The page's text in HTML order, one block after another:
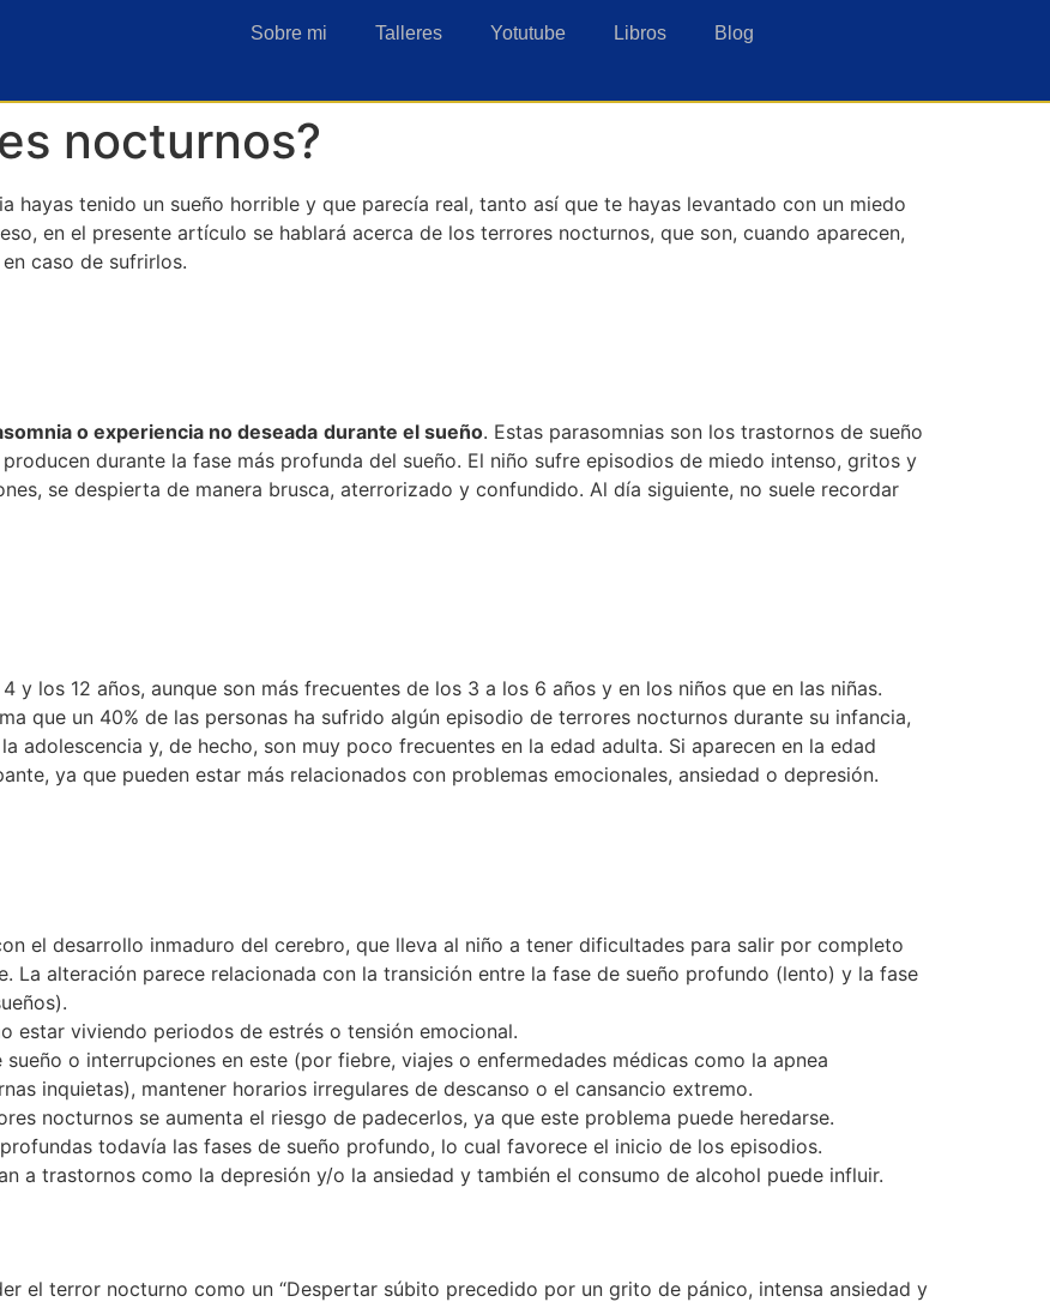
Sobre mi Talleres Yotutube Libros Blog
nocturnos?
hayas tenido un sueño horrible y que parecía real, tanto así que te hayas levantado con un miedo
en el presente artículo se hablará acerca de los terrores nocturnos, que son, cuando aparecen,
caso de sufrirlos.
o experiencia no deseada durante el sueño. Estas parasomnias son los trastornos de sueño
durante la fase más profunda del sueño. El niño sufre episodios de miedo intenso, gritos y
se despierta de manera brusca, aterrorizado y confundido. Al día siguiente, no suele recordar
y los 12 años, aunque son más frecuentes de los 3 a los 6 años y en los niños que en las niñas.
que un 40% de las personas ha sufrido algún episodio de terrores nocturnos durante su infancia,
adolescencia y, de hecho, son muy poco frecuentes en la edad adulta. Si aparecen en la edad
ya que pueden estar más relacionados con problemas emocionales, ansiedad o depresión.
el desarrollo inmaduro del cerebro, que lleva al niño a tener dificultades para salir por completo
La alteración parece relacionada con la transición entre la fase de sueño profundo (lento) y la fase
estar viviendo periodos de estrés o tensión emocional.
o interrupciones en este (por fiebre, viajes o enfermedades médicas como la apnea
inquietas), mantener horarios irregulares de descanso o el cansancio extremo.
nocturnos se aumenta el riesgo de padecerlos, ya que este problema puede heredarse.
todavía las fases de sueño profundo, lo cual favorece el inicio de los episodios.
a trastornos como la depresión y/o la ansiedad y también el consumo de alcohol puede influir.
el terror nocturno como un “Despertar súbito precedido por un grito de pánico, intensa ansiedad y